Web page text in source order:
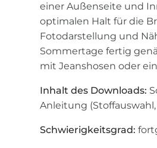
einer Außenseite und
optimalen Halt für die
Fotodarstellung und
Sommertage fertig
mit Jeanshosen oder
Inhalt des Downloads:
Anleitung
Schwierigkeitsgrad: